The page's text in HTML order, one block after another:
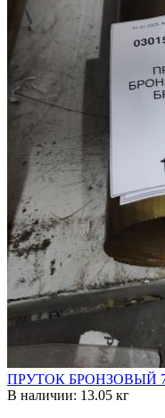
ПРУТОК БРОНЗОВЫЙ
В наличии: 13.05 кг